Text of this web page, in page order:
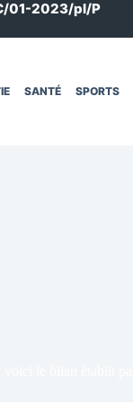
01-2023/pl/P
SANTÉ SPORTS